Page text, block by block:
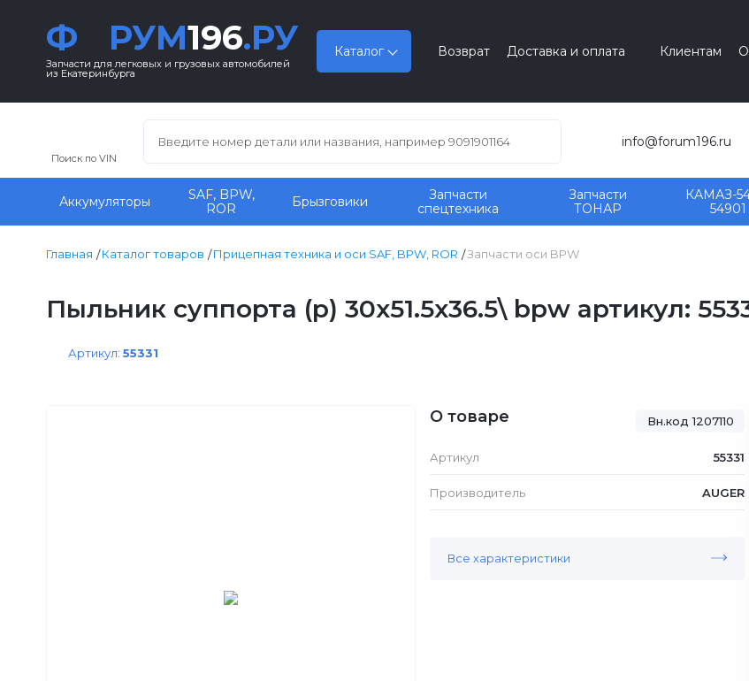
Ф РУМ196.РУ
Запчасти для легковых и грузовых автомобилей
из Екатеринбурга
Каталог Возврат Доставка и оплата Клиентам
Поиск по VIN
info@forum196.ru
Аккумуляторы
SAF, BPW,
ROR
Брызговики
Запчасти
спецтехника
Запчасти
ТОНАР
КАМАЗ-
54901
Главная Каталог товаров Прицепная техника и оси SAF, BPW, ROR Запчасти оси BPW
Пыльник суппорта (р) 30x51.5x36.5\ bpw артикул:
Артикул: 55331
Вн.код 1207110
О товаре
Артикул 55331
Производитель AUGER
Все характеристики